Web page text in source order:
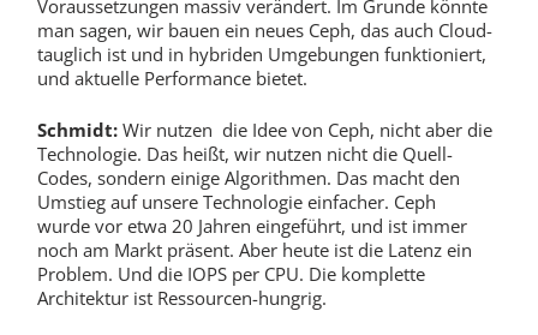
Voraussetzungen massiv verändert. Im Grunde könnte
man sagen, wir bauen ein neues Ceph, das auch Cloud-
tauglich ist und in hybriden Umgebungen funktioniert,
und aktuelle Performance bietet.
Schmidt:Wir nutzen die Idee von Ceph, nicht aber die
Technologie. Das heißt, wir nutzen nicht die Quell-
Codes, sondern einige Algorithmen. Das macht den
Umstieg auf unsere Technologie einfacher. Ceph
wurde vor etwa 20 Jahren eingeführt, und ist immer
noch am Markt präsent. Aber heute ist die Latenz ein
Problem. Und die IOPS per CPU. Die komplette
Architektur ist Ressourcen-hungrig.